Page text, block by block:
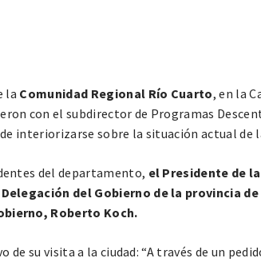
la Comunidad Regional Río Cuarto, en la
con el subdirector de Programas
interiorizarse sobre la situación actual de
del departamento, el Presidente de
del Gobierno de la provincia
Roberto Koch.
su visita a la ciudad: “A través de un